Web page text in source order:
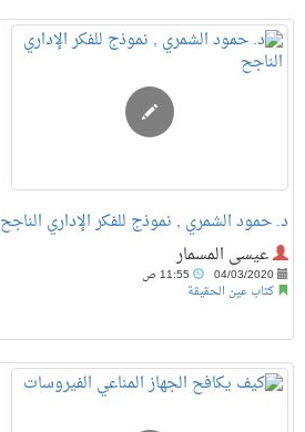
د. حمود الشمري , نموذج للفكر الإداري الناجح
عيسى المسمار
04/03/2020
كتاب عين الحقيقة